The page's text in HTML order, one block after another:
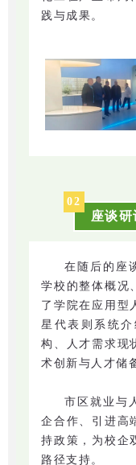
践与成果。
解民忧
02
座谈
在随后的座谈
学校的整体概况
了学院在应用型
星代表则系统
构、人才需求现
术创新与人才储
市区就业与人
企合作、引进高
持政策，为校企
路径支持。